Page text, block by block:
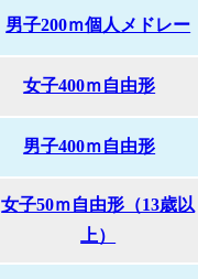
男子200ｍ個人メドレー
女子400ｍ自由形
男子400ｍ自由形
女子50ｍ自由形（13歳以
上）